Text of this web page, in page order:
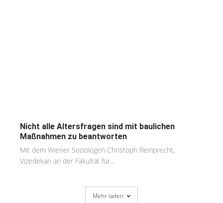
Nicht alle Altersfragen sind mit baulichen
Maßnahmen zu beantworten
Mit dem Wiener Soziologen Christoph Reinprecht,
Vizedekan an der Fakultät für...
Mehr laden